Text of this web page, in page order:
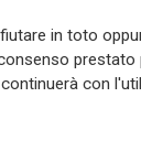
in toto
con